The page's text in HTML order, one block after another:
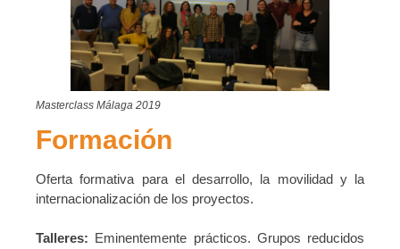
Masterclass Málaga 2019
Formación
Oferta formativa para el desarrollo, la movilidad y la
internacionalización de los proyectos.
Talleres: Eminentemente prácticos. Grupos reducidos